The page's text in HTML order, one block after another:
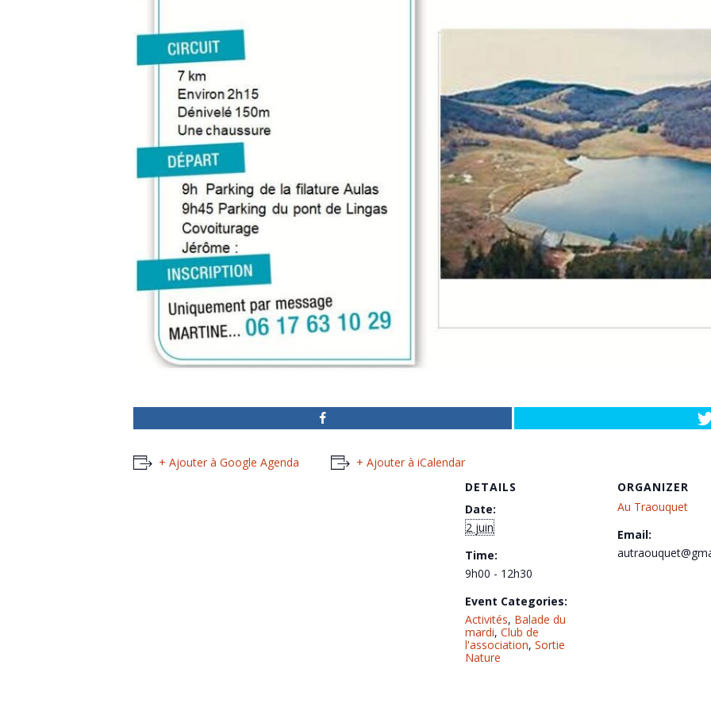
+ Ajouter à Google Agenda
+ Ajouter à iCalendar
DETAILS
Date:
2 juin
Time:
9h00 - 12h30
Event Categories:
Activités, Balade du
mardi, Club de
l'association, Sortie
Nature
ORGANIZER
Au Traouquet
Email: